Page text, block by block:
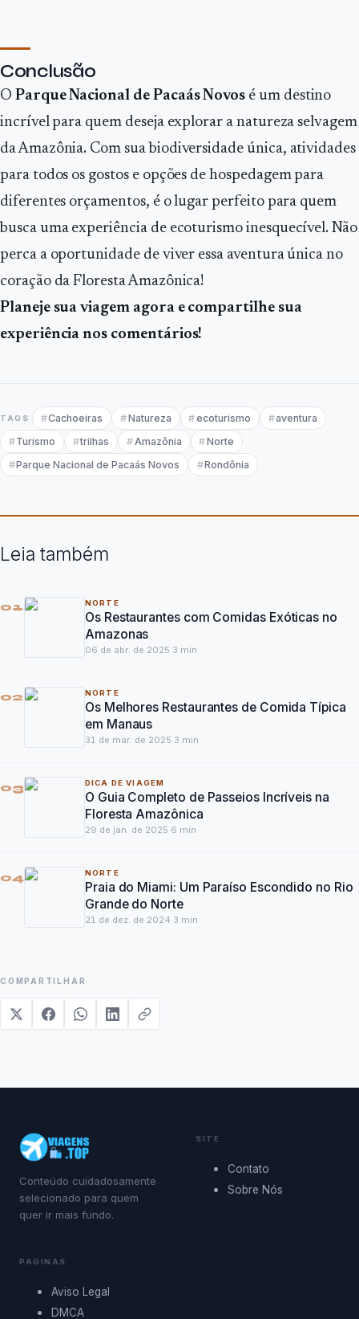
Conclusão
O Parque Nacional de Pacaás Novos é um destino
incrível para quem deseja explorar a natureza selvagem
da Amazônia. Com sua biodiversidade única, atividades
para todos os gostos e opções de hospedagem para
diferentes orçamentos, é o lugar perfeito para quem
busca uma experiência de ecoturismo inesquecível. Não
perca a oportunidade de viver essa aventura única no
coração da Floresta Amazônica!
Planeje sua viagem agora e compartilhe sua
experiência nos comentários!
TAGS Cachoeiras Natureza ecoturismo
aventura
Turismo
trilhas Amazônia
Norte
Parque Nacional de Pacaás Novos
Rondônia
Leia também
01 NORTE
Os Restaurantes com Comidas Exóticas no
Amazonas
06 de abr. de 2025 3 min
02 NORTE
Os Melhores Restaurantes de Comida Típica
em Manaus
31 de mar. de 2025 3 min
03 DICA DE VIAGEM
O Guia Completo de Passeios Incríveis na
Floresta Amazônica
29 de jan. de 2025 6 min
04 NORTE
Praia do Miami: Um Paraíso Escondido no Rio
Grande do Norte
21 de dez. de 2024 3 min
COMPARTILHAR
Conteúdo cuidadosamente
selecionado para quem
quer ir mais fundo.
SITE
Contato
Sobre Nós
PAGINAS
Aviso Legal
DMCA